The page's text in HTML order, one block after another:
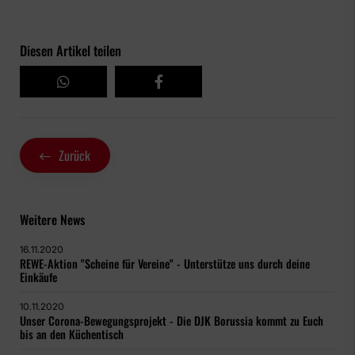
Diesen Artikel teilen
Zurück
Weitere News
16.11.2020
REWE-Aktion "Scheine für Vereine" - Unterstütze uns durch deine
Einkäufe
10.11.2020
Unser Corona-Bewegungsprojekt - Die DJK Borussia kommt zu Euch
bis an den Küchentisch